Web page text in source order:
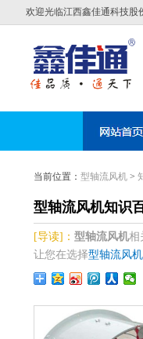
欢迎光临江西鑫佳通科技股
当前位置： 型轴流风机>
型轴流风机知识
[导读]： 型轴流风机相
让您在选择型轴流风机